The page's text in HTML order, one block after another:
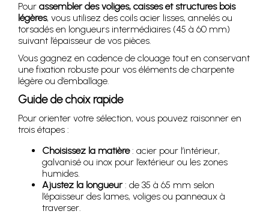
Pour assembler des voliges, caisses et structures bois
légères, vous utilisez des coils acier lisses, annelés ou
torsadés en longueurs intermédiaires (45 à 60 mm)
suivant l’épaisseur de vos pièces.
Vous gagnez en cadence de clouage tout en conservant
une fixation robuste pour vos éléments de charpente
légère ou d’emballage.
Guide de choix rapide
Pour orienter votre sélection, vous pouvez raisonner en
trois étapes :
Choisissez la matière: acier pour l’intérieur,
galvanisé ou inox pour l’extérieur ou les zones
humides.
Ajustez la longueur: de 35 à 65 mm selon
l’épaisseur des lames, voliges ou panneaux à
traverser.